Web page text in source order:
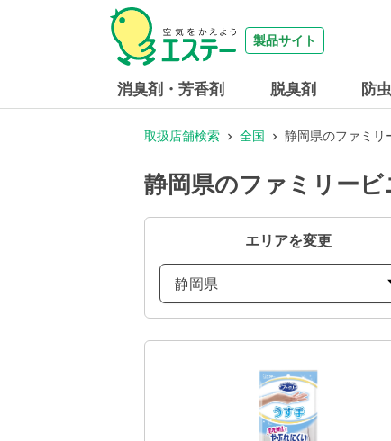
製品サイト
消臭剤・芳香剤 脱臭剤 防
取扱店舗検索 全国 静岡県のファミリ
静岡県のファミリー
エリアを変更
静岡県